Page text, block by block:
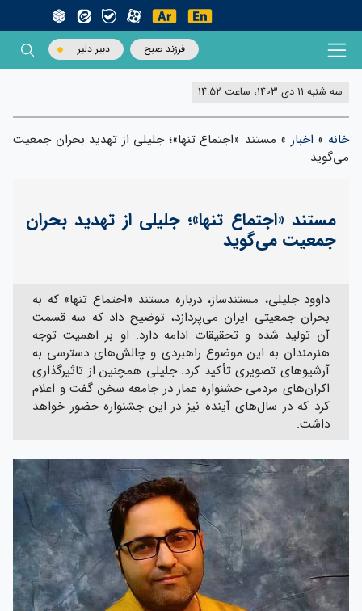
فرزند صبح دبیر دلیر
سه شنبه 11 دی 1403، ساعت 14:52
خانه» اخبار » مستند «اجتماع تنها»؛ جلیلی از تهدید بحران جمعیت
می‌گوید
مستند «اجتماع تنها»؛ جلیلی از تهدید بحران
جمعیت می‌گوید
داوود جلیلی، مستندساز، درباره مستند «اجتماع تنها» که به
بحران جمعیتی ایران می‌پردازد، توضیح داد که سه قسمت
آن تولید شده و تحقیقات ادامه دارد. او بر اهمیت توجه
هنرمندان به این موضوع راهبردی و چالش‌های دسترسی به
آرشیوهای تصویری تأکید کرد. جلیلی همچنین از تاثیرگذاری
اکران‌های مردمی جشنواره عمار در جامعه سخن گفت و اعلام
کرد که در سال‌های آینده نیز در این جشنواره حضور خواهد
داشت.